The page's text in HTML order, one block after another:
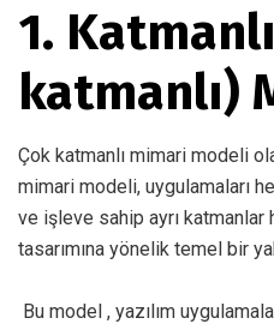
1.
katmanlı)
Çok katmanlı mimari modeli
mimari modeli, uygulamaları
ve işleve sahip ayrı katmanlar
tasarımına yönelik temel bir
Bu model , yazılım